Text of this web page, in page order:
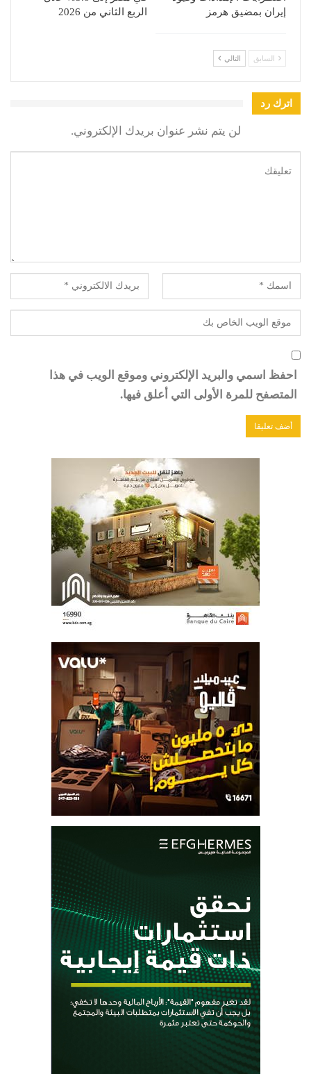
إيران بمضيق هرمز
الربع الثاني من 2026
السابق التالي
اترك رد
لن يتم نشر عنوان بريدك الإلكتروني.
احفظ اسمي والبريد الإلكتروني وموقع الويب في هذا
المتصفح للمرة الأولى التي أعلق فيها.